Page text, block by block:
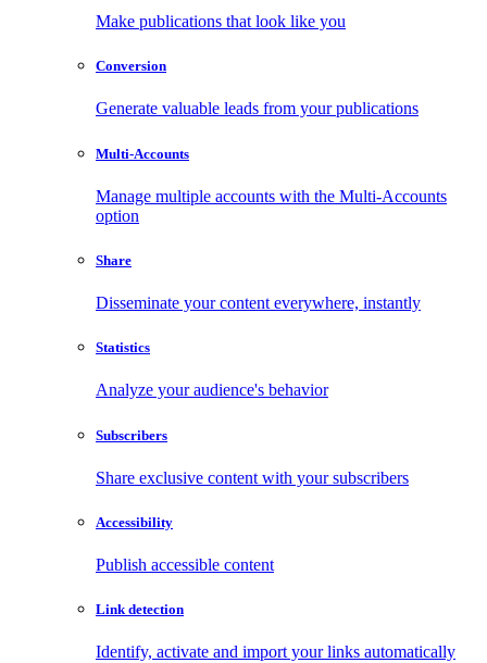
Make publications that look like you
Conversion
Generate valuable leads from your publications
Multi-Accounts
Manage multiple accounts with the Multi-Accounts
option
Share
Disseminate your content everywhere, instantly
Statistics
Analyze your audience's behavior
Subscribers
Share exclusive content with your subscribers
Accessibility
Publish accessible content
Link detection
Identify, activate and import your links automatically